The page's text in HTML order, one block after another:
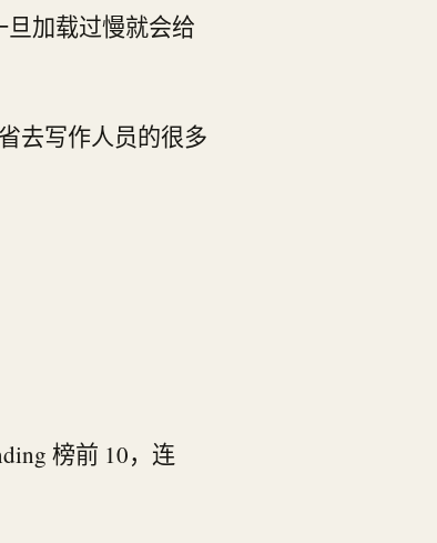
加载过慢就会给
去写作人员的很多
榜前 10，连